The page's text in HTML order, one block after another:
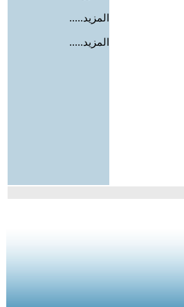
المزيد.....
المزيد.....